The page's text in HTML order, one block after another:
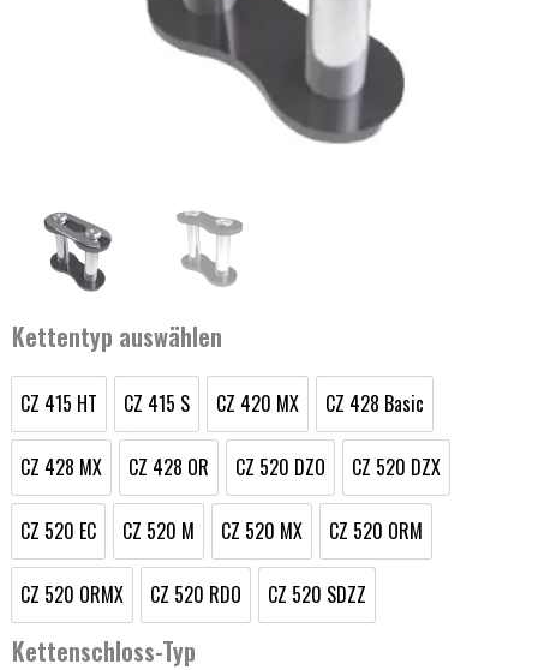
Kettentyp auswählen
CZ 415 HT
CZ 415 HT
CZ 415 S
CZ 415 S
CZ 420 MX
CZ 420 MX
CZ 428 Basic
CZ 428 Basic
CZ 428 MX
CZ 428 MX
CZ 428 OR
CZ 428 OR
CZ 520 DZO
CZ 520 DZO
CZ 520 DZX
CZ 520 DZX
CZ 520 EC
CZ 520 EC
CZ 520 M
CZ 520 M
CZ 520 MX
CZ 520 MX
CZ 520 ORM
CZ 520 ORM
CZ 520 ORMX
CZ 520 ORMX
CZ 520 RDO
CZ 520 RDO
CZ 520 SDZZ
CZ 520 SDZZ
Kettenschloss-Typ
Kettenschloss
Menge